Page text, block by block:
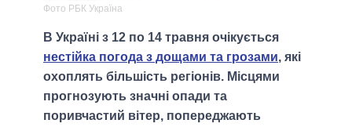
Фото РБК Україна
В Україні з 12 по 14 травня очікується
нестійка погода з дощами та грозами, які
охоплять більшість регіонів. Місцями
прогнозують значні опади та
поривчастий вітер, попереджають